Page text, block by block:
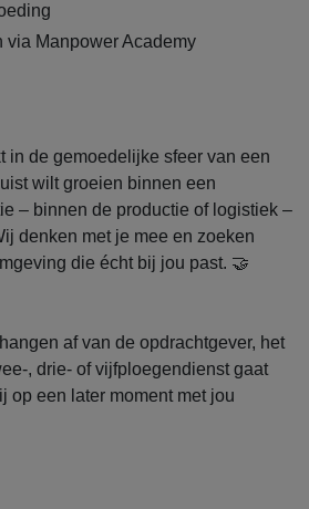
via Manpower Academy
in de gemoedelijke sfeer van een
wilt groeien binnen een
– binnen de productie of logistiek –
denken met je mee en zoeken
die écht bij jou past. 🤝
af van de opdrachtgever, het
, drie- of vijfploegendienst gaat
op een later moment met jou